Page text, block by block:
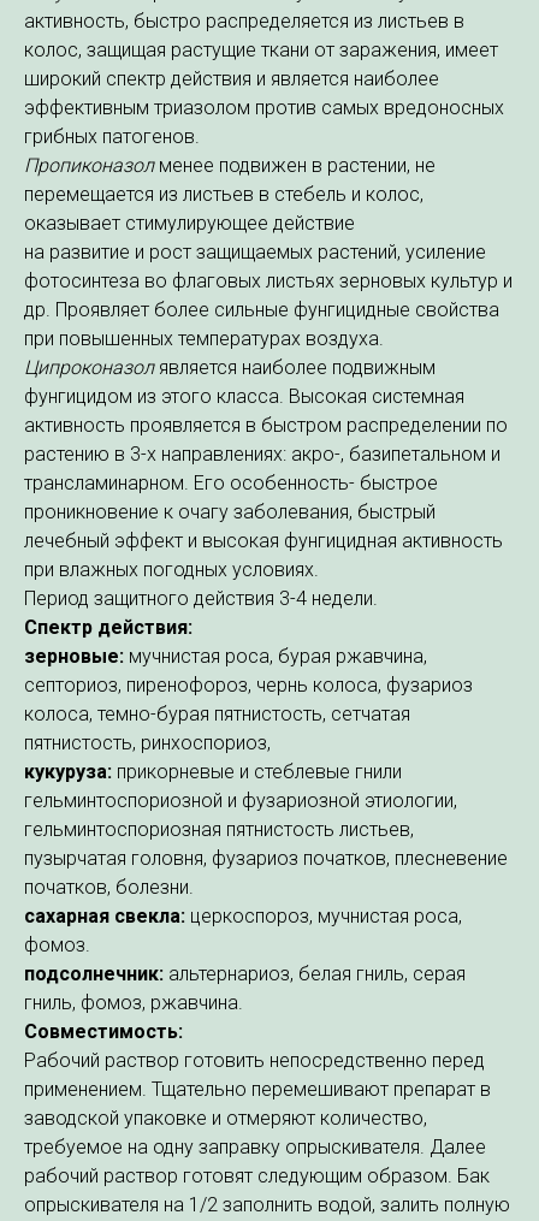
активность, быстро распределяется из листьев в
колос, защищая растущие ткани от заражения, имеет
широкий спектр действия и является наиболее
эффективным триазолом против самых вредоносных
грибных патогенов.
Пропиконазолменее подвижен в растении, не
перемещается из листьев в стебель и колос,
оказывает стимулирующее действие
на развитие и рост защищаемых растений, усиление
фотосинтеза во флаговых листьях зерновых культур и
др. Проявляет более сильные фунгицидные свойства
при повышенных температурах воздуха.
Ципроконазолявляется наиболее подвижным
фунгицидом из этого класса. Высокая системная
активность проявляется в быстром распределении по
растению в 3-х направлениях: акро-, базипетальном и
трансламинарном. Его особенность- быстрое
проникновение к очагу заболевания, быстрый
лечебный эффект и высокая фунгицидная активность
при влажных погодных условиях.
Период защитного действия 3-4 недели.
Спектр действия:
зерновые: мучнистая роса, бурая ржавчина,
септориоз, пиренофороз, чернь колоса, фузариоз
колоса, темно-бурая пятнистость, сетчатая
пятнистость, ринхоспориоз,
кукуруза: прикорневые и стеблевые гнили
гельминтоспориозной и фузариозной этиологии,
гельминтоспориозная пятнистость листьев,
пузырчатая головня, фузариоз початков, плесневение
початков, болезни.
сахарная свекла: церкоспороз, мучнистая роса,
фомоз.
подсолнечник: альтернариоз, белая гниль, серая
гниль, фомоз, ржавчина.
Совместимость:
Рабочий раствор готовить непосредственно перед
применением. Тщательно перемешивают препарат в
заводской упаковке и отмеряют количество,
требуемое на одну заправку опрыскивателя. Далее
рабочий раствор готовят следующим образом. Бак
опрыскивателя на 1/2 заполнить водой, залить полную